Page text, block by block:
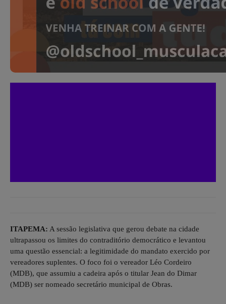
ITAPEMA: A sessão legislativa que gerou debate na cidade
ultrapassou os limites do contraditório democrático e levantou
uma questão essencial: a legitimidade do mandato exercido por
vereadores suplentes. O foco foi o vereador Léo Cordeiro
(MDB), que assumiu a cadeira após o titular Jean do Dimar
(MDB) ser nomeado secretário municipal de Obras.